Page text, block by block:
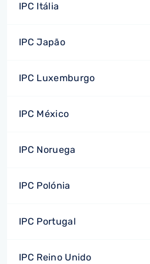
IPC Itália
IPC Japão
IPC Luxemburgo
IPC México
IPC Noruega
IPC Polónia
IPC Portugal
IPC Reino Unido